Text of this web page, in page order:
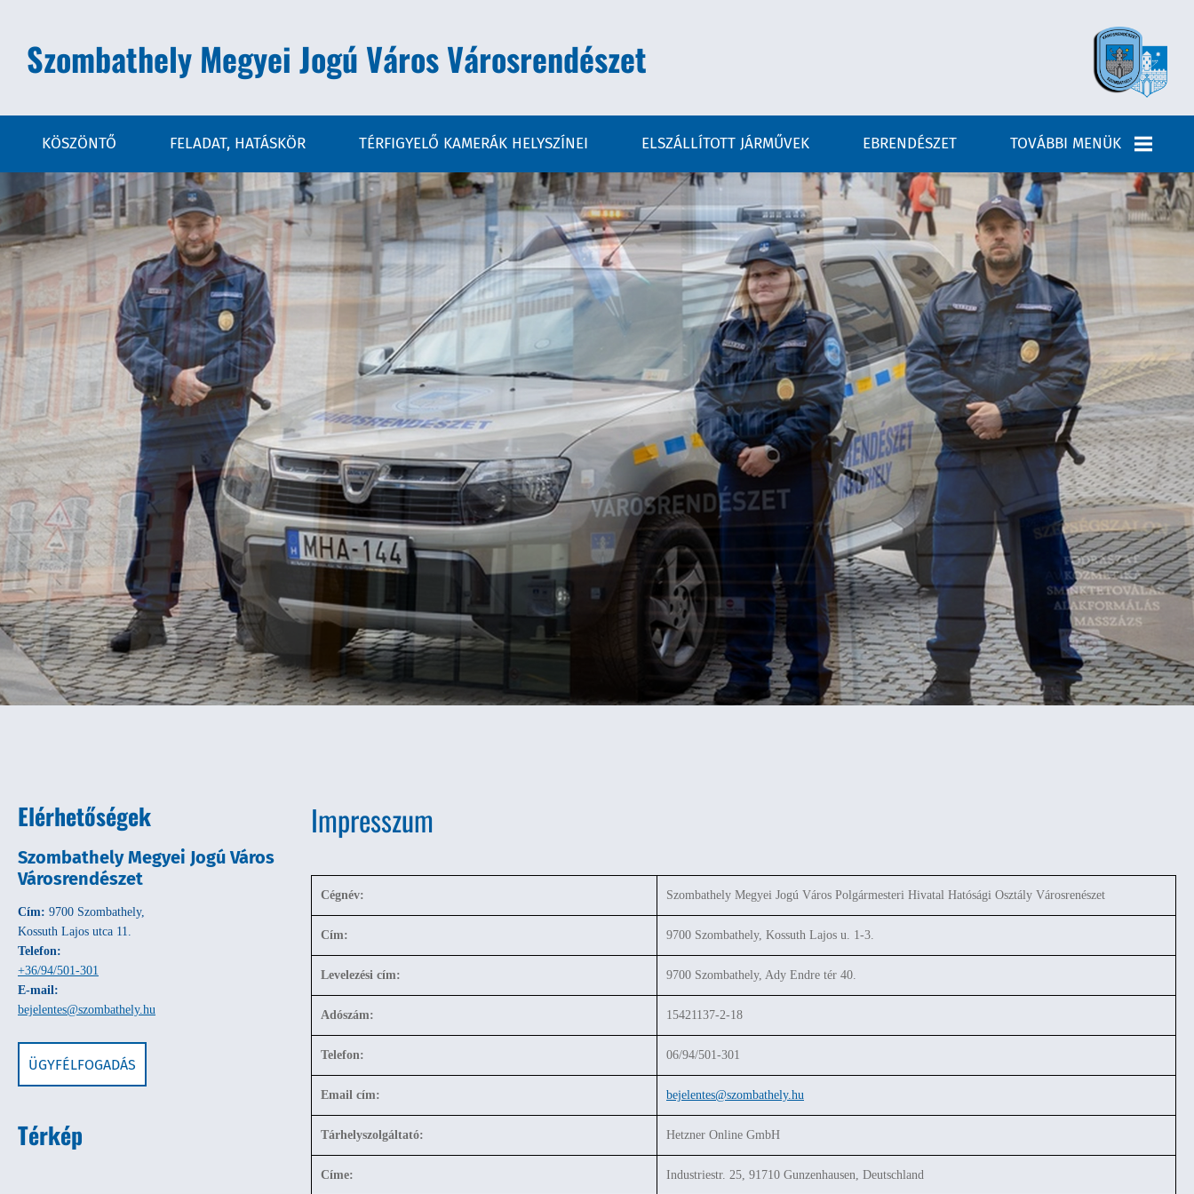
Szombathely Megyei Jogú Város Városrendészet
KÖSZÖNTŐ FELADAT, HATÁSKÖR TÉRFIGYELŐ KAMERÁK HELYSZÍNEI ELSZÁLLÍTOTT JÁRMŰVEK EBRENDÉSZET TOVÁBBI MENÜK
MEZŐŐRI SZOLGÁLAT
FÉNYKÉPEK
JOGSZABÁLYOK
KÖZÉRDEKŰ ADATOK
ELÉRHETŐSÉGEINK
HÍREK, ESEMÉNYEK
ÁLLÁSLEHETŐSÉG
Elérhetőségek
Szombathely Megyei Jogú Város
Városrendészet
Cím: 9700 Szombathely,
Kossuth Lajos utca 11.
Telefon:
+36/94/501-301
E-mail:
bejelentes@szombathely.hu
ÜGYFÉLFOGADÁS
Térkép
Impresszum
Cégnév: Szombathely Megyei Jogú Város Polgármesteri Hivatal Hatósági Osztály Városrenészet
Cím: 9700 Szombathely, Kossuth Lajos u. 1-3.
Levelezési cím: 9700 Szombathely, Ady Endre tér 40.
Adószám: 15421137-2-18
Telefon: 06/94/501-301
Email cím: bejelentes@szombathely.hu
Tárhelyszolgáltató: Hetzner Online GmbH
Címe: Industriestr. 25, 91710 Gunzenhausen, Deutschland